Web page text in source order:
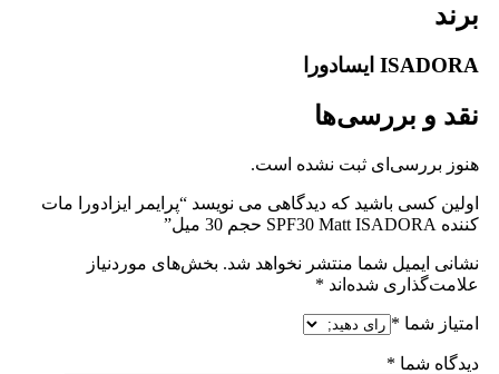
برند
ISADORA ایسادورا
نقد و بررسی‌ها
هنوز بررسی‌ای ثبت نشده است.
اولین کسی باشید که دیدگاهی می نویسد “پرایمر ایزادورا مات
کننده SPF30 Matt ISADORA حجم 30 میل”
نشانی ایمیل شما منتشر نخواهد شد. بخش‌های موردنیاز
علامت‌گذاری شده‌اند *
امتیاز شما *
دیدگاه شما *